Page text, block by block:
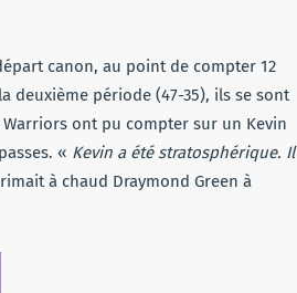
canon, au point de compter 12
deuxième période (47-35), ils se sont
ont pu compter sur un Kevin
« Kevin a été stratosphérique. Il
à chaud Draymond Green à